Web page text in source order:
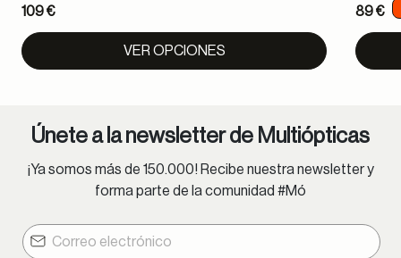
109 €
VER OPCIONES
89 €
Únete a la newsletter de Multiópticas
¡Ya somos más de 150.000! Recibe nuestra newsletter y
forma parte de la comunidad #Mó